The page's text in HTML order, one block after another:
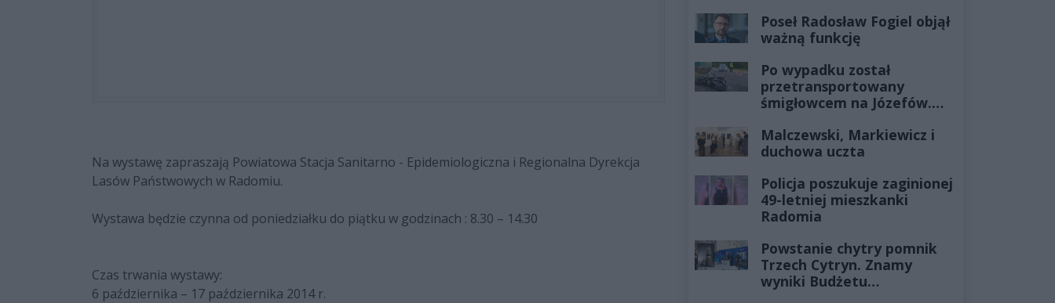
Na wystawę zapraszają Powiatowa Stacja Sanitarno - Epidemiologiczna i Regionalna Dyrekcja
Lasów Państwowych w Radomiu.
Wystawa będzie czynna od poniedziałku do piątku w godzinach : 8.30 – 14.30
Czas trwania wystawy:
6 października – 17 października 2014 r.
Poseł Radosław Fogiel objął
ważną funkcję
Po wypadku został
przetransportowany
śmigłowcem na Józefów.
żyłach
Malczewski, Markiewicz i
duchowa uczta
Policja poszukuje zaginionej
49-letniej mieszkanki
Radomia
Powstanie chytry pomnik
Trzech Cytryn. Znamy
wyniki Budżetu